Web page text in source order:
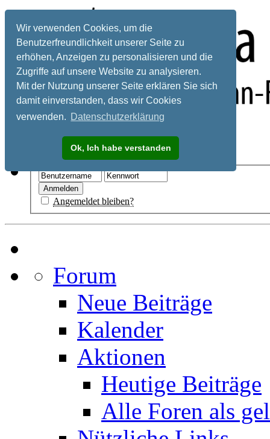
Wir verwenden Cookies, um die
Benutzerfreundlichkeit unserer Seite zu
erhöhen, Anzeigen zu personalisieren und die
Zugriffe auf unsere Website zu analysieren.
Mit der Nutzung unserer Seite erklären Sie sich
damit einverstanden, dass wir Cookies
verwenden. Datenschutzerklärung
Ok, Ich habe verstanden
Registrieren
Angemeldet bleiben?
Forum
Neue Beiträge
Kalender
Aktionen
Heutige Beiträge
Alle Foren als